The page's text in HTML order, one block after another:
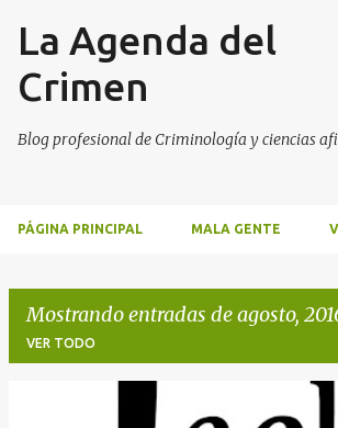
Ir al contenido principal
La Agenda del
Crimen
Blog profesional de Criminología y ciencias
PÁGINA PRINCIPAL MALA GENTE
Mostrando entradas de agosto,
VER TODO